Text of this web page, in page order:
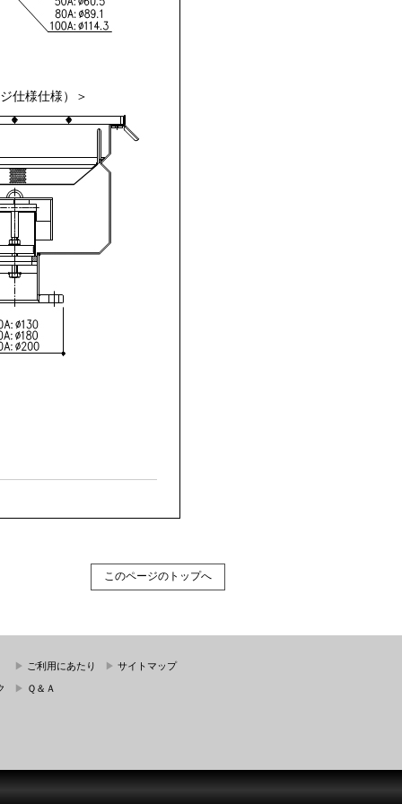
仕様仕様）＞
このページのトップへ
▶ ご利用にあたり
▶ Ｑ＆Ａ
▶ サイトマップ